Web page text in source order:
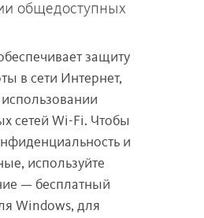
общедоступных
защиту
в сети Интернет,
сетей Wi-Fi. Чтобы
и
используйте
— бесплатный
Windows, для